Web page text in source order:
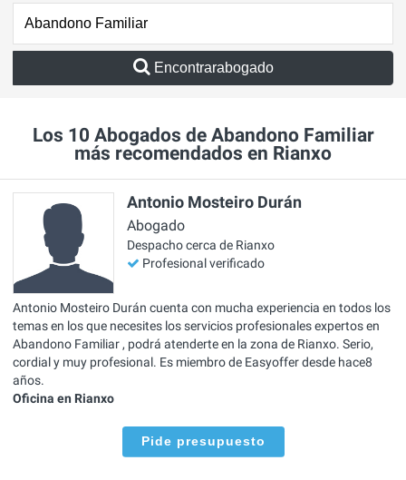
Encontrarabogado
Los 10 Abogados de Abandono Familiar
más recomendados en Rianxo
Antonio Mosteiro Durán
Abogado
Despacho cerca de Rianxo
Profesional verificado
Antonio Mosteiro Durán cuenta con mucha experiencia en todos los
temas en los que necesites los servicios profesionales expertos en
Abandono Familiar , podrá atenderte en la zona de Rianxo. Serio,
cordial y muy profesional. Es miembro de Easyoffer desde hace8
años.
Oficina en Rianxo
Pide presupuesto